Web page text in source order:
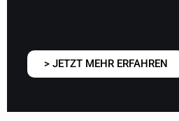
> JETZT MEHR ERFAHREN